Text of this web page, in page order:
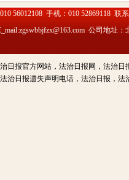
56012108 手机：010 52869118 联
公司地址
日报官方网站，法治日报网，法治
治日报遗失声明电话，法治日报，法